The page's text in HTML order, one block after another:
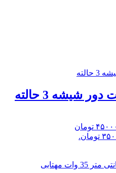
قیمت اصلی: ۴۵۰۰۰ تومان